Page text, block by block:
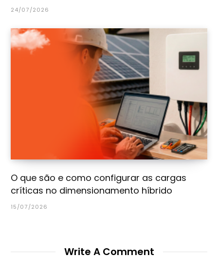
24/07/2026
O que são e como configurar as cargas
críticas no dimensionamento híbrido
15/07/2026
Write A Comment